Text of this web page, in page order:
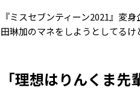
『ミスセブンティーン2021』
田琳加のマネをしようとしてる
「理想はりんくま